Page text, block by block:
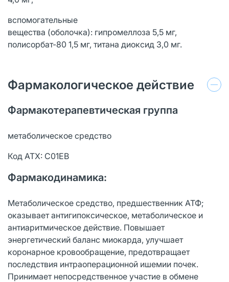
вспомогательные
вещества (оболочка): гипромеллоза 5,5 мг,
полисорбат-80 1,5 мг, титана диоксид 3,0 мг.
Фармакологическое действие
Фармакотерапевтическая группа
метаболическое средство
Код АТХ: C01EB
Фармакодинамика:
Метаболическое средство, предшественник АТФ;
оказывает антигипоксическое, метаболическое и
антиаритмическое действие. Повышает
энергетический баланс миокарда, улучшает
коронарное кровообращение, предотвращает
последствия интраоперационной ишемии почек.
Принимает непосредственное участие в обмене